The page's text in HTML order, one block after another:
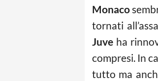
Monaco
tornati
Juve ha
compresi. In
tutto ma